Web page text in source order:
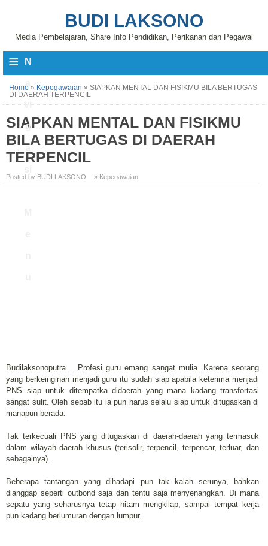
BUDI LAKSONO
Media Pembelajaran, Share Info Pendidikan, Perikanan dan Pegawai
≡ N
vi
g
a
Home » Kepegawaian » SIAPKAN MENTAL DAN FISIKMU BILA BERTUGAS
DI DAERAH TERPENCIL
SIAPKAN MENTAL DAN FISIKMU
BILA BERTUGAS DI DAERAH
TERPENCIL
Posted by BUDI LAKSONO » Kepegawaian
Budilaksonoputra.....Profesi guru emang sangat mulia. Karena seorang
yang berkeinginan menjadi guru itu sudah siap apabila keterima menjadi
PNS siap untuk ditempatka didaerah yang mana kadang transfortasi
sangat sulit. Oleh sebab itu ia pun harus selalu siap untuk ditugaskan di
manapun berada.
Tak terkecuali PNS yang ditugaskan di daerah-daerah yang termasuk
dalam wilayah daerah khusus (terisolir, terpencil, terpencar, terluar, dan
sebagainya).
Beberapa tantangan yang dihadapi pun tak kalah serunya, bahkan
dianggap seperti outbond saja dan tentu saja menyenangkan. Di mana
sepatu yang seharusnya tetap hitam mengkilap, sampai tempat kerja
pun kadang berlumuran dengan lumpur.